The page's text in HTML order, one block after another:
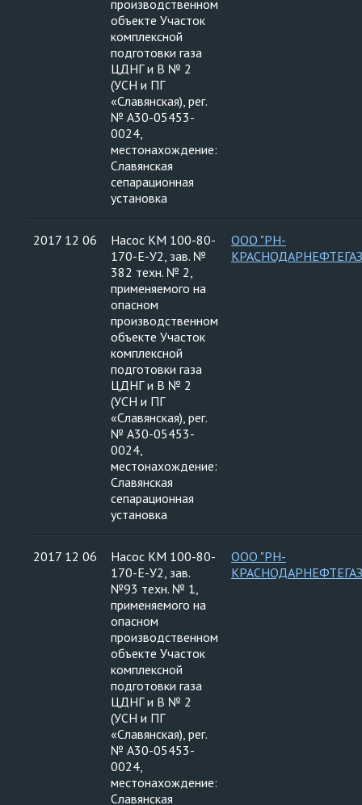
производственном
объекте Участок
комплексной
подготовки газа
ЦДНГ и В № 2
(УСН и ПГ
«Славянская), рег.
№ А30-05453-
0024,
местонахождение:
Славянская
сепарационная
установка
2017 12 06
Насос КМ 100-80-
170-Е-У2, зав. №
382 техн. № 2,
применяемого на
опасном
производственном
объекте Участок
комплексной
подготовки газа
ЦДНГ и В № 2
(УСН и ПГ
«Славянская), рег.
№ А30-05453-
0024,
местонахождение:
Славянская
сепарационная
установка
ООО "РН-
2017 12 06
Насос КМ 100-80-
170-Е-У2, зав.
№93 техн. № 1,
применяемого на
опасном
производственном
объекте Участок
комплексной
подготовки газа
ЦДНГ и В № 2
(УСН и ПГ
«Славянская), рег.
№ А30-05453-
0024,
местонахождение:
Славянская
ООО "РН-